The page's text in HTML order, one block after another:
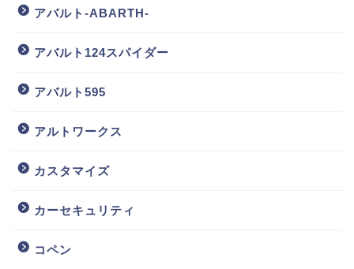
アバルト-ABARTH-
アバルト124スパイダー
アバルト595
アルトワークス
カスタマイズ
カーセキュリティ
コペン